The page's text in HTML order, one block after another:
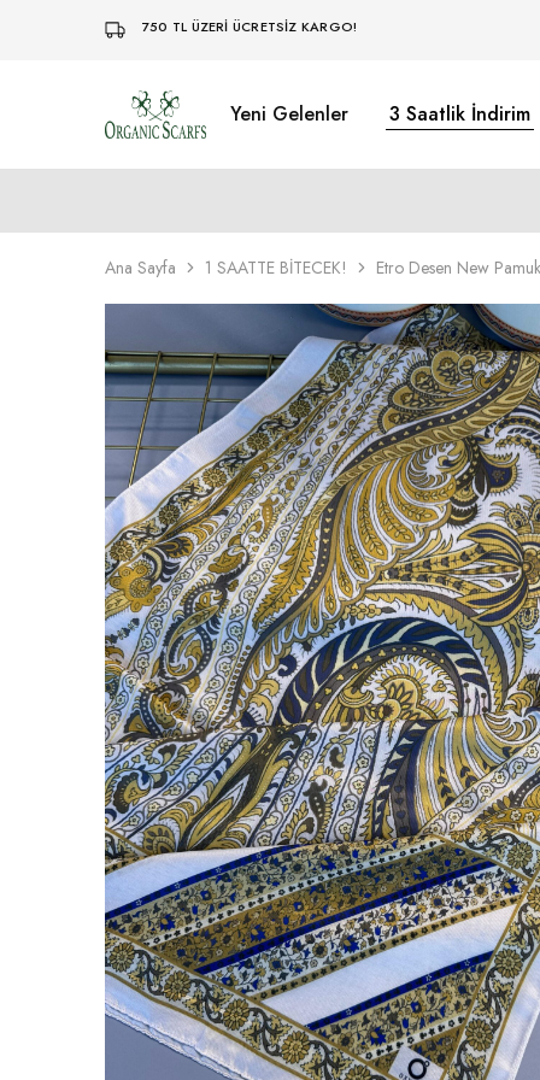
750 TL ÜZERİ ÜCRETSİZ KARGO!
Organikscarf Yeni Gelenler 3 Saatlik İndirim
Ana Sayfa 1 SAATTE BİTECEK! Etro Desen New